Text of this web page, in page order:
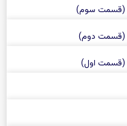
(قسمت سوم)
(قسمت دوم)
(قسمت اول)